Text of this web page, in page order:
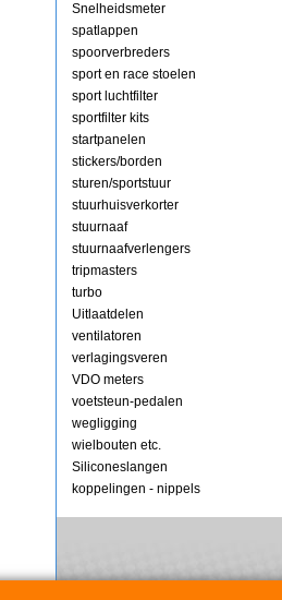
Snelheidsmeter
spatlappen
spoorverbreders
sport en race stoelen
sport luchtfilter
sportfilter kits
startpanelen
stickers/borden
sturen/sportstuur
stuurhuisverkorter
stuurnaaf
stuurnaafverlengers
tripmasters
turbo
Uitlaatdelen
ventilatoren
verlagingsveren
VDO meters
voetsteun-pedalen
wegligging
wielbouten etc.
Siliconeslangen
koppelingen - nippels